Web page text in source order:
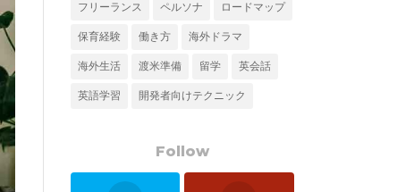
フリーランス ペルソナ ロードマップ
保育経験 働き方 海外ドラマ
海外生活 渡米準備 留学 英会話
英語学習 開発者向けテクニック
Follow